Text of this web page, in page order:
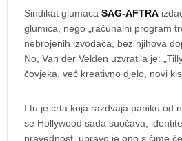
Sindikat glumaca SAG-AFTRA
glumica, nego „računalni program
nebrojenih izvođača, bez njihova
No, Van der Velden uzvratila je:
čovjeka, već kreativno djelo, novi
I tu je crta koja razdvaja paniku od
se Hollywood sada suočava,
pravednost, upravo je ono s čime